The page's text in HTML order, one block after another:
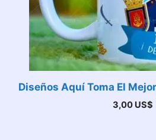
Diseños Aquí Toma El
3,00 US$